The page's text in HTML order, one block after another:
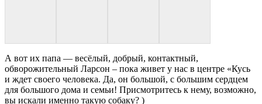
А вот их папа — весёлый, добрый, контактный,
обворожительный Ларсон – пока живет у нас в центре «Кусь
и ждет своего человека. Да, он большой, с большим сердцем
для большого дома и семьи! Присмотритесь к нему, возможно,
вы искали именно такую собаку? )